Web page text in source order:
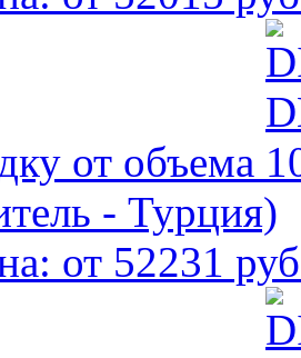
от объема
- Турция)
от 52231